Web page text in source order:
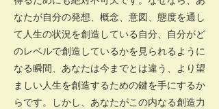
なたが自分の発想、概念、意図、態度を通し
て人生の状況を創造している自分、自分がど
のレベルで創造しているかを見られるように
なる瞬間、あなたは今までとは違う、より望
ましい人生を創造するための鍵を手にするか
らです。しかし、あなたがこの内なる創造力